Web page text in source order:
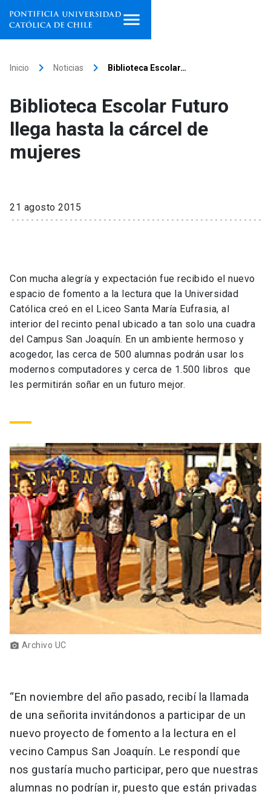
Facultades, escuelas e
institutos
Investigación
Extensión
Universidad
Información para keyboard_arrow_down
Futuros estudiantes
Estudiantes
Alumni launch
Padres y familia
Vecinos launch
Go to english site launch
ACCESOS DIRECTOS
Mi Cuenta UC
Correo UC launch
Mi Portal UC launch
Medios Biblioteca launch
Donaciones launch
Inicio keyboard_arrow_right Noticias keyboard_arrow_right Biblioteca Escolar…
Biblioteca Escolar Futuro
llega hasta la cárcel de
mujeres
21 agosto 2015
Con mucha alegría y expectación fue recibido el nuevo
espacio de fomento a la lectura que la Universidad
Católica creó en el Liceo Santa María Eufrasia, al
interior del recinto penal ubicado a tan solo una cuadra
del Campus San Joaquín. En un ambiente hermoso y
acogedor, las cerca de 500 alumnas podrán usar los
modernos computadores y cerca de 1.500 libros que
les permitirán soñar en un futuro mejor.
photo_camera Archivo UC
“En noviembre del año pasado, recibí la llamada
de una señorita invitándonos a participar de un
nuevo proyecto de fomento a la lectura en el
vecino Campus San Joaquín. Le respondí que
nos gustaría mucho participar, pero que nuestras
alumnas no podrían ir, puesto que están privadas